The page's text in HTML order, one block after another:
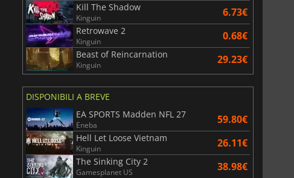
Kill The Shadow
Kinguin 6.73€
Retrowave 2
Kinguin 0.68€
Beast of Reincarnation
Kinguin 29.23€
DISPONIBILI A BREVE
EA SPORTS Madden NFL 27
Eneba 59.80€
Hell Let Loose Vietnam
Kinguin 26.11€
The Sinking City 2
Gamesplanet US 38.98€